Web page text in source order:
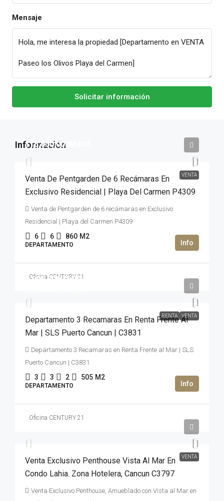
Mensaje
Solicitar información
VENTA
118,000,000MXN$
Venta De Pentgarden De 6 Recámaras En
Exclusivo Residencial | Playa Del Carmen P4309
Venta de Pentgarden de 6 recámaras en Exclusivo
Residencial | Playa del Carmen P4309
6 6 860 M2
DEPARTAMENTO
Oficina CENTURY 21
RENTA VENTA
3,000,000USD$
Departamento 3 Recamaras En Renta Frente Al
Mar | SLS Puerto Cancun | C3831
Departamento 3 Recamaras en Renta Frente al Mar | SLS
Puerto Cancun | C3831
3 3 2 505 M2
DEPARTAMENTO
Oficina CENTURY 21
VENTA
Venta Exclusivo Penthouse Vista Al Mar En
Condo Lahia. Zona Hotelera, Cancun C3797
Venta Exclusivo Penthouse, Amueblado con Vista al Mar en